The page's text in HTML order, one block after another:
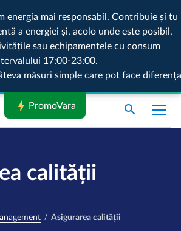
energia mai responsabil. Contribuie și tu
a energiei și, acolo unde este posibil,
sau echipamentele cu consum
17:00-23:00.
măsuri simple care pot face diferența
search
calității
Asigurarea calității
bolt PromoVara